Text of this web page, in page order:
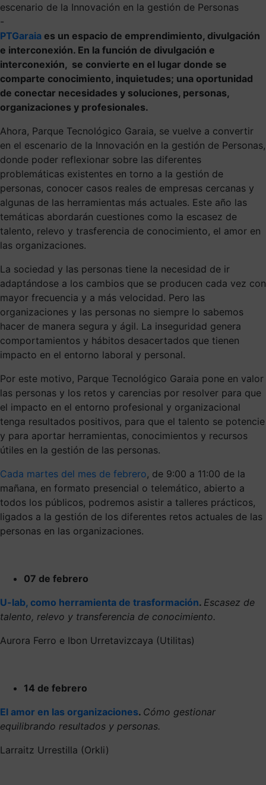
escenario de la Innovación en la gestión de Personas
-
PTGaraia es un espacio de emprendimiento, divulgación
e interconexión. En la función de divulgación e
interconexión, se convierte en el lugar donde se
comparte conocimiento, inquietudes; una oportunidad
de conectar necesidades y soluciones, personas,
organizaciones y profesionales.
Ahora, Parque Tecnológico Garaia, se vuelve a convertir
en el escenario de la Innovación en la gestión de Personas,
donde poder reflexionar sobre las diferentes
problemáticas existentes en torno a la gestión de
personas, conocer casos reales de empresas cercanas y
algunas de las herramientas más actuales. Este año las
temáticas abordarán cuestiones como la escasez de
talento, relevo y trasferencia de conocimiento, el amor en
las organizaciones.
La sociedad y las personas tiene la necesidad de ir
adaptándose a los cambios que se producen cada vez con
mayor frecuencia y a más velocidad. Pero las
organizaciones y las personas no siempre lo sabemos
hacer de manera segura y ágil. La inseguridad genera
comportamientos y hábitos desacertados que tienen
impacto en el entorno laboral y personal.
Por este motivo, Parque Tecnológico Garaia pone en valor
las personas y los retos y carencias por resolver para que
el impacto en el entorno profesional y organizacional
tenga resultados positivos, para que el talento se potencie
y para aportar herramientas, conocimientos y recursos
útiles en la gestión de las personas.
Cada martes del mes de febrero, de 9:00 a 11:00 de la
mañana, en formato presencial o telemático, abierto a
todos los públicos, podremos asistir a talleres prácticos,
ligados a la gestión de los diferentes retos actuales de las
personas en las organizaciones.
07 de febrero
U-lab, como herramienta de trasformación. Escasez de
talento, relevo y transferencia de conocimiento.
Aurora Ferro e Ibon Urretavizcaya (Utilitas)
14 de febrero
El amor en las organizaciones. Cómo gestionar
equilibrando resultados y personas.
Larraitz Urrestilla (Orkli)